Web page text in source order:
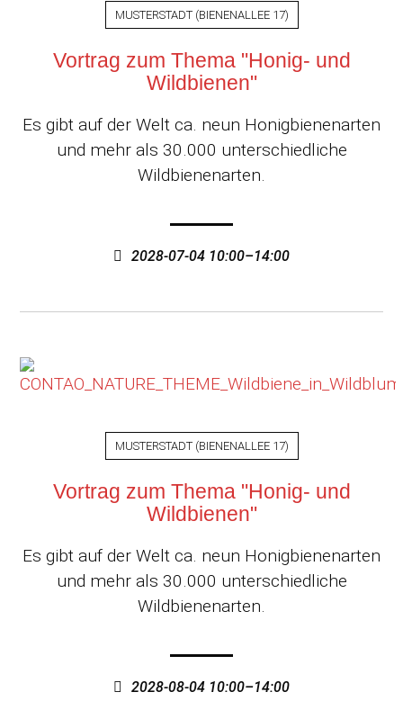
MUSTERSTADT(BIENENALLEE 17)
Vortrag zum Thema "Honig- und
Wildbienen"
Es gibt auf der Welt ca. neun Honigbienenarten
und mehr als 30.000 unterschiedliche
Wildbienenarten.
2028-07-04 10:00–14:00
MUSTERSTADT(BIENENALLEE 17)
Vortrag zum Thema "Honig- und
Wildbienen"
Es gibt auf der Welt ca. neun Honigbienenarten
und mehr als 30.000 unterschiedliche
Wildbienenarten.
2028-08-04 10:00–14:00